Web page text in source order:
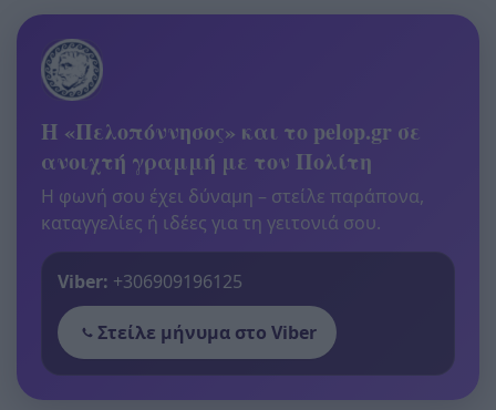
Η «Πελοπόννησος» και το pelop.gr σε
ανοιχτή γραμμή με τον Πολίτη
Η φωνή σου έχει δύναμη – στείλε παράπονα,
καταγγελίες ή ιδέες για τη γειτονιά σου.
Viber: +306909196125
Στείλε μήνυμα στο Viber